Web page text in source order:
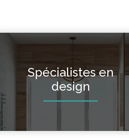
Spécialistes en
design